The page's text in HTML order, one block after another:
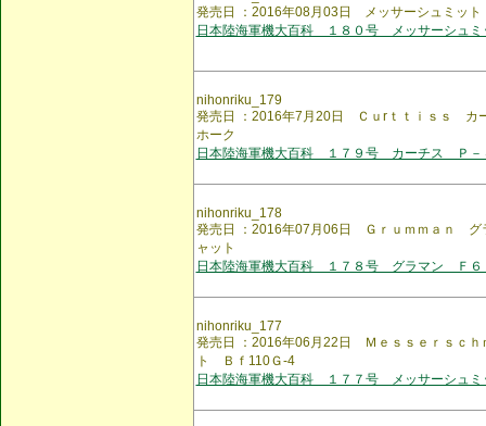
発売日 ：2016年08月03日 メッサーシュミッ
日本陸海軍機大百科 １８０号 メッサーシュミ
nihonriku_179
発売日 ：2016年7月20日 Ｃｕrｔｔｉｓｓ
ホーク
日本陸海軍機大百科 １７９号 カーチス Ｐ－
nihonriku_178
発売日 ：2016年07月06日 Ｇｒｕｍｍａｎ
ャット
日本陸海軍機大百科 １７８号 グラマン Ｆ６
nihonriku_177
発売日 ：2016年06月22日 Ｍｅｓｓｅｒｓｃ
ト Ｂｆ110Ｇ-4
日本陸海軍機大百科 １７７号 メッサーシュミ